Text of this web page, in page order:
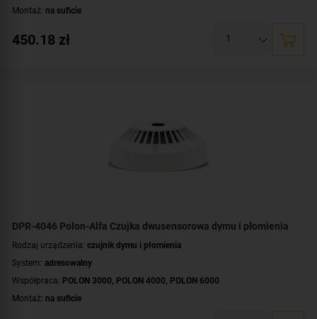
Montaż: na suficie
450.18 zł
DPR-4046 Polon-Alfa Czujka dwusensorowa dymu i płomienia
Rodzaj urządzenia: czujnik dymu i płomienia
System: adresowalny
Współpraca: POLON 3000 POLON 4000 POLON 6000
Montaż: na suficie